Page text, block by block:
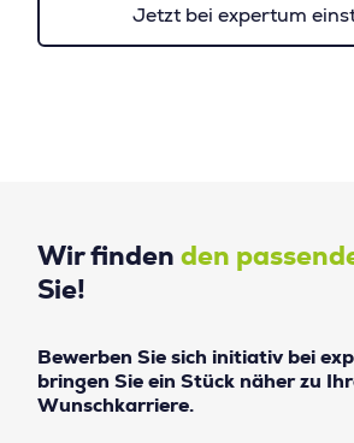
Jetzt bei expertum
Wir finden den
Sie!
Bewerben Sie sich initiativ bei
bringen Sie ein Stück näher zu
Wunschkarriere.